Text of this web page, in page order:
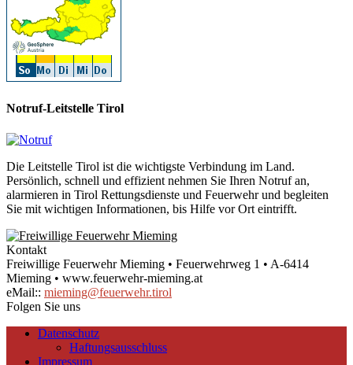
Notruf-Leitstelle Tirol
Die Leitstelle Tirol ist die wichtigste Verbindung im Land.
Persönlich, schnell und effizient nehmen Sie Ihren Notruf an,
alarmieren in Tirol Rettungsdienste und Feuerwehr und begleiten
Sie mit wichtigen Informationen, bis Hilfe vor Ort eintrifft.
Kontakt
Freiwillige Feuerwehr Mieming • Feuerwehrweg 1 • A-6414
Mieming • www.feuerwehr-mieming.at
eMail:: mieming@feuerwehr.tirol
Folgen Sie uns
Datenschutz
Haftungsausschluss
Impressum